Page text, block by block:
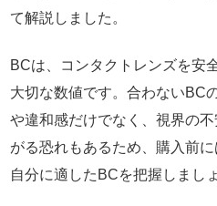
て解説しました。
BCは、コンタクトレンズを安
大切な数値です。合わないBC
や違和感だけでなく、視界の
がる恐れもあるため、購入前に
自分に適したBCを把握しましょ